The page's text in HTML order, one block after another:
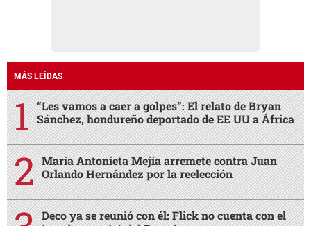
MÁS LEÍDAS
“Les vamos a caer a golpes”: El relato de Bryan
Sánchez, hondureño deportado de EE UU a África
María Antonieta Mejía arremete contra Juan
Orlando Hernández por la reelección
Deco ya se reunió con él: Flick no cuenta con el